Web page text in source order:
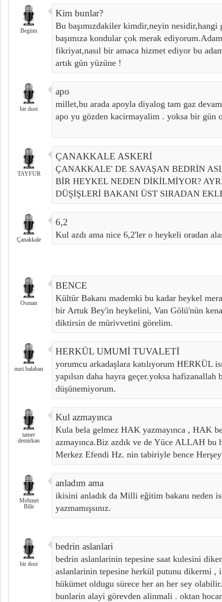
Begüm
Kim bunlar?
Bu başımızdakiler kimdir,neyin
başımıza kondular çok merak
fikriyat,nasıl bir amaca hizmet ediyor bu
artık gün yüzüne !
bir dost
apo
millet,bu arada apoyla diyalog tam gaz
apo yu gözden kacirmayalim . yoksa bir gün
TAYFUR
ÇANAKKALE ASKERİ
ÇANAKKALE' DE SAVAŞAN BEDRİN
BİR HEYKEL NEDEN DİKİLMİYOR?
DÜŞİŞLERİ BAKANI ÜST SIRADAN
Çanakkale
6,2
Kul azdı ama nice 6,2'ler o heykeli oradan
Osman
BENCE
Kültür Bakanı mademki bu kadar heykel
bir Artuk Bey'in heykelini, Van Gölü'nün
diktirsin de mürivvetini görelim.
nuri balaban
HERKÜL UMUMİ TUVALETİ
yorumcu arkadaşlara katılıyorum HERKÜL
yapılsın daha hayra geçer.yoksa
düşünemiyorum.
tamer
demirkan
Kul azmayınca
Kula bela gelmez HAK yazmayınca , HAK
azmayınca.Biz azdık ve de Yüce ALLAH bu
Merkez Efendi Hz. nin tabiriyle bence
Mehmet
Bilir
anladım ama
ikisini anladık da Milli eğitim bakanı neden
yazmamışsınız.
bir dost
bedrin aslanlari
bedrin aslanlarinin tepesine saat kulesini
aslanlarinin tepesine herkül putunu dikermi ,
hükümet oldugu sürece her an her sey
bunlarin alayi görevden alinmali . oktan